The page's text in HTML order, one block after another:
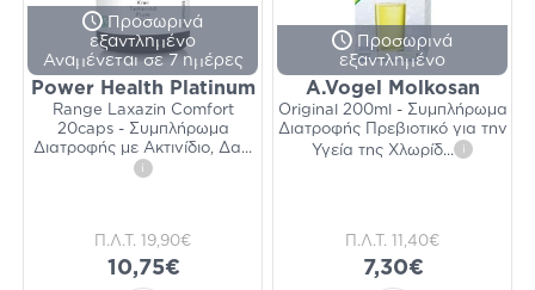
Προσωρινά
εξαντλημένο
Αναμένεται σε 7 ημέρες
Power Health Platinum
Range Laxazin Comfort
20caps - Συμπλήρωμα
Διατροφής με Ακτινίδιο, Δα...
i
Π.Λ.Τ. 19,90€
10,75€
Προσωρινά
εξαντλημένο
A.Vogel Molkosan
Original 200ml - Συμπλήρωμα
Διατροφής Πρεβιοτικό για την
Υγεία της Χλωρίδ... i
Π.Λ.Τ. 11,40€
7,30€